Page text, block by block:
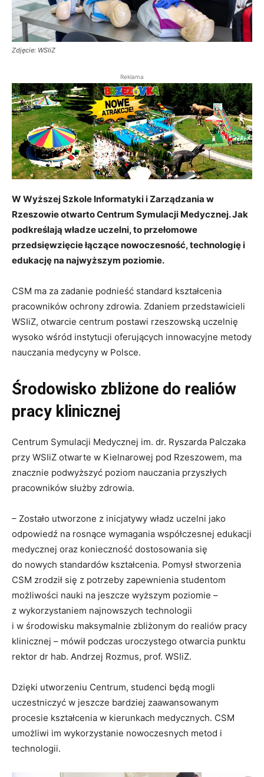
Zdjęcie: WSIiZ
Reklama
W Wyższej Szkole Informatyki i Zarządzania w
Rzeszowie otwarto Centrum Symulacji Medycznej. Jak
podkreślają władze uczelni, to przełomowe
przedsięwzięcie łączące nowoczesność, technologię i
edukację na najwyższym poziomie.
CSM ma za zadanie podnieść standard kształcenia
pracowników ochrony zdrowia. Zdaniem przedstawicieli
WSIiZ, otwarcie centrum postawi rzeszowską uczelnię
wysoko wśród instytucji oferujących innowacyjne metody
nauczania medycyny w Polsce.
Środowisko zbliżone do realiów
pracy klinicznej
Centrum Symulacji Medycznej im. dr. Ryszarda Palczaka
przy WSIiZ otwarte w Kielnarowej pod Rzeszowem, ma
znacznie podwyższyć poziom nauczania przyszłych
pracowników służby zdrowia.
– Zostało utworzone z inicjatywy władz uczelni jako
odpowiedź na rosnące wymagania współczesnej edukacji
medycznej oraz konieczność dostosowania się
do nowych standardów kształcenia. Pomysł stworzenia
CSM zrodził się z potrzeby zapewnienia studentom
możliwości nauki na jeszcze wyższym poziomie –
z wykorzystaniem najnowszych technologii
i w środowisku maksymalnie zbliżonym do realiów pracy
klinicznej – mówił podczas uroczystego otwarcia punktu
rektor dr hab. Andrzej Rozmus, prof. WSIiZ.
Dzięki utworzeniu Centrum, studenci będą mogli
uczestniczyć w jeszcze bardziej zaawansowanym
procesie kształcenia w kierunkach medycznych. CSM
umożliwi im wykorzystanie nowoczesnych metod i
technologii.